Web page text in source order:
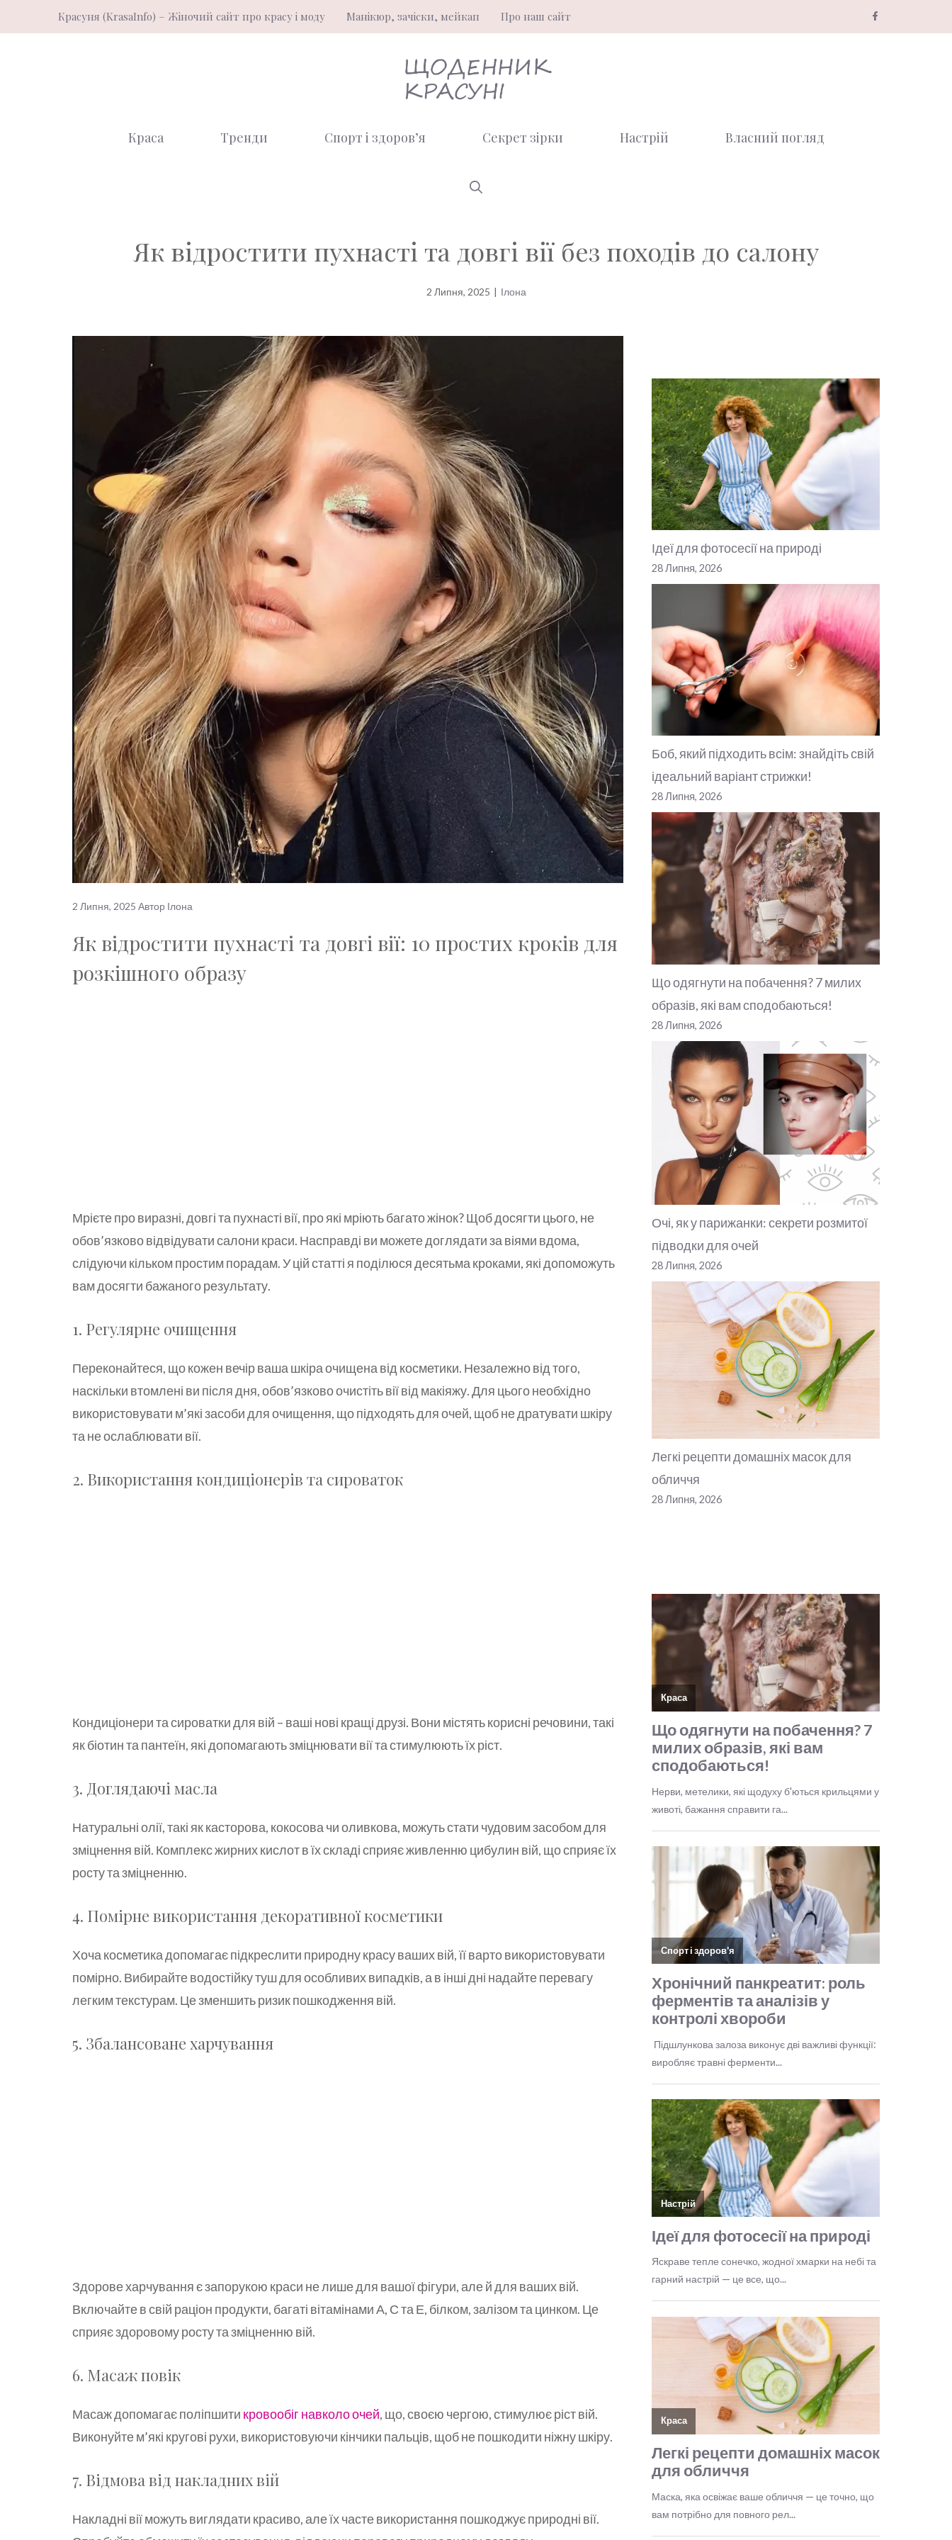
до
Красуня (KrasaInfo) – Жіночий сайт про красу і моду Манікюр, зачіски, мейкап Про наш сайт
Краса Тренди Спорт і здоров’я Секрет зірки Настрій Власний погляд
Як відростити пухнасті та довгі вії без походів до салону
2 Липня, 2025 | Ілона
2 Липня, 2025 Автор Ілона
Як відростити пухнасті та довгі вії: 10 простих кроків для
розкішного образу
Мрієте про виразні, довгі та пухнасті вії, про які мріють багато жінок? Щоб досягти цього, не
обов’язково відвідувати салони краси. Насправді ви можете доглядати за віями вдома,
слідуючи кільком простим порадам. У цій статті я поділюся десятьма кроками, які допоможуть
вам досягти бажаного результату.
1. Регулярне очищення
Переконайтеся, що кожен вечір ваша шкіра очищена від косметики. Незалежно від того,
наскільки втомлені ви після дня, обов’язково очистіть вії від макіяжу. Для цього необхідно
використовувати м’які засоби для очищення, що підходять для очей, щоб не дратувати шкіру
та не ослаблювати вії.
2. Використання кондиціонерів та сироваток
Кондиціонери та сироватки для вій – ваші нові кращі друзі. Вони містять корисні речовини, такі
як біотин та пантеїн, які допомагають зміцнювати вії та стимулюють їх ріст.
3. Доглядаючі масла
Натуральні олії, такі як касторова, кокосова чи оливкова, можуть стати чудовим засобом для
зміцнення вій. Комплекс жирних кислот в їх складі сприяє живленню цибулин вій, що сприяє їх
росту та зміцненню.
4. Помірне використання декоративної косметики
Хоча косметика допомагає підкреслити природну красу ваших вій, її варто використовувати
помірно. Вибирайте водостійку туш для особливих випадків, а в інші дні надайте перевагу
легким текстурам. Це зменшить ризик пошкодження вій.
5. Збалансоване харчування
Здорове харчування є запорукою краси не лише для вашої фігури, але й для ваших вій.
Включайте в свій раціон продукти, багаті вітамінами А, С та Е, білком, залізом та цинком. Це
сприяє здоровому росту та зміцненню вій.
6. Масаж повік
Масаж допомагає поліпшити кровообіг навколо очей, що, своєю чергою, стимулює ріст вій.
Виконуйте м’які кругові рухи, використовуючи кінчики пальців, щоб не пошкодити ніжну шкіру.
7. Відмова від накладних вій
Накладні вії можуть виглядати красиво, але їх часте використання пошкоджує природні вії.
Ідеї для фотосесії на природі
28 Липня, 2026
Боб, який підходить всім: знайдіть свій
ідеальний варіант стрижки!
28 Липня, 2026
Що одягнути на побачення? 7 милих
образів, які вам сподобаються!
28 Липня, 2026
Очі, як у парижанки: секрети розмитої
підводки для очей
28 Липня, 2026
Легкі рецепти домашніх масок для
обличчя
28 Липня, 2026